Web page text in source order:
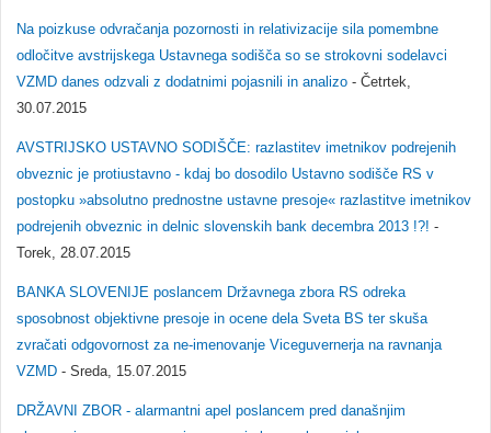
Na poizkuse odvračanja pozornosti in relativizacije sila pomembne
odločitve avstrijskega Ustavnega sodišča so se strokovni sodelavci
VZMD danes odzvali z dodatnimi pojasnili in analizo - Četrtek,
30.07.2015
AVSTRIJSKO USTAVNO SODIŠČE: razlastitev imetnikov podrejenih
obveznic je protiustavno - kdaj bo dosodilo Ustavno sodišče RS v
postopku »absolutno prednostne ustavne presoje« razlastitve imetnikov
podrejenih obveznic in delnic slovenskih bank decembra 2013 !?! -
Torek, 28.07.2015
BANKA SLOVENIJE poslancem Državnega zbora RS odreka
sposobnost objektivne presoje in ocene dela Sveta BS ter skuša
zvračati odgovornost za ne-imenovanje Viceguvernerja na ravnanja
VZMD - Sreda, 15.07.2015
DRŽAVNI ZBOR - alarmantni apel poslancem pred današnjim